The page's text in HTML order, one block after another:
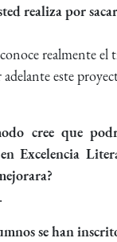
realiza por
realmente el
este
cree que
Excelencia
se han